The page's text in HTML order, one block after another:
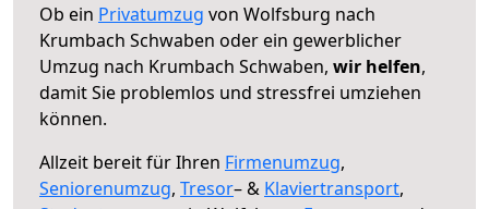
Ob ein Privatumzug von Wolfsburg nach
Krumbach Schwaben oder ein gewerblicher
Umzug nach Krumbach Schwaben, wir helfen,
damit Sie problemlos und stressfrei umziehen
können.
Allzeit bereit für Ihren Firmenumzug,
Seniorenumzug, Tresor– & Klaviertransport,